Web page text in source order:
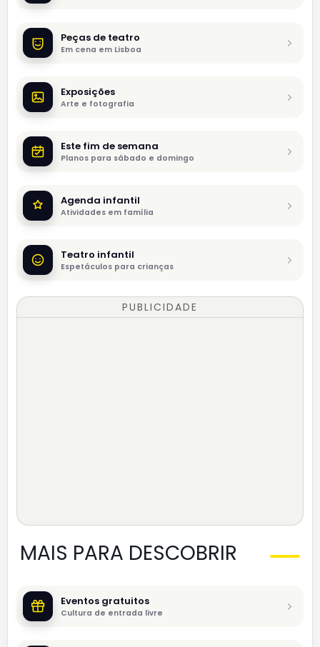
Peças de teatro
Em cena em Lisboa
Exposições
Arte e fotografia
Este fim de semana
Planos para sábado e domingo
Agenda infantil
Atividades em família
Teatro infantil
Espetáculos para crianças
PUBLICIDADE
MAIS PARA DESCOBRIR
Eventos gratuitos
Cultura de entrada livre